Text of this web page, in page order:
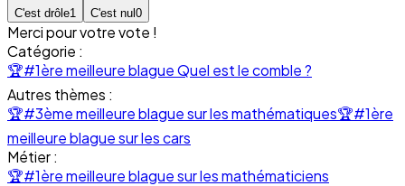
C'est drôle1 C'est nul 0
Merci pour votre vote !
Catégorie :
🏆#1ère meilleure blague Quel est le comble ?
Autres thèmes :
🏆#3ème meilleure blague sur les mathématiques🏆#1ère
meilleure blague sur les cars
Métier :
🏆#1ère meilleure blague sur les mathématiciens